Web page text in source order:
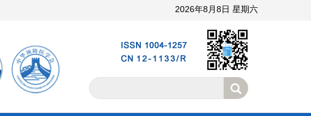
2026年8月8日 星期六